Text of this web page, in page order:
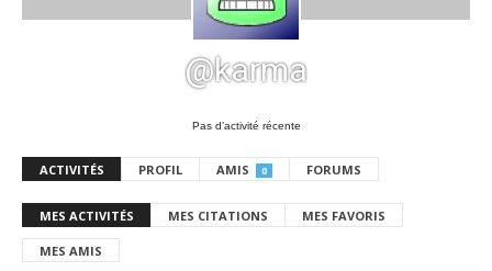
@karma
Pas d’activité récente
ACTIVITÉS PROFIL AMIS 0 FORUMS
MES ACTIVITÉS MES CITATIONS MES FAVORIS
MES AMIS